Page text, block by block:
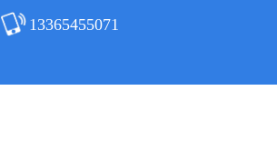
13365455071